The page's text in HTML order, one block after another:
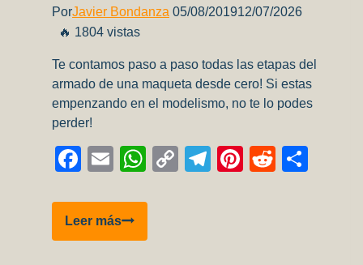
PorJavier Bondanza 05/08/201912/07/2026
🔥 1804 vistas
Te contamos paso a paso todas las etapas del
armado de una maqueta desde cero! Si estas
empenzando en el modelismo, no te lo podes
perder!
Facebook
EmailWhatsApp
CopyTelegram
Pinterest
Reddit
Leer másGuía
de